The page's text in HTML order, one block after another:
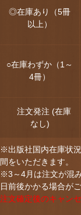
◎在庫あり（5冊
以上）
○在庫わずか（1～
4冊）
注文発注 (在庫
なし)
※出版社国内在庫状
間をいただきます。
※3～4月は注文が混
日前後かかる場合が
注文確定後のキャン